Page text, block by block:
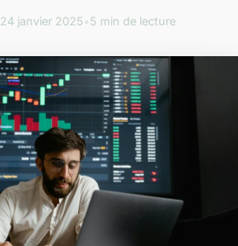
24 janvier 2025•5 min de lecture